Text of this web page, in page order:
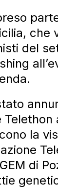
del
la
di